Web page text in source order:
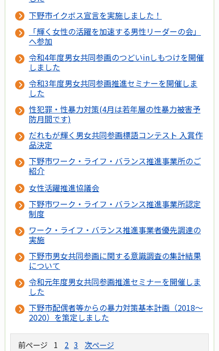
下野市イクボス宣言を実施しました！
「輝く女性の活躍を加速する男性リーダーの会」
へ参加
令和4年度男女共同参画のつどいinしもつけを開催
しました
令和3年度男女共同参画推進セミナーを開催しま
した
性犯罪・性暴力対策(4月は若年層の性暴力被害予
防月間です)
だれもが輝く男女共同参画標語コンテスト 入賞作
品決定
下野市ワーク・ライフ・バランス推進事業所のご
紹介
女性活躍推進協議会
下野市ワーク・ライフ・バランス推進事業所認定
制度
ワーク・ライフ・バランス推進事業者優先調達の
実施
下野市男女共同参画に関する意識調査の集計結果
について
令和元年度男女共同参画推進セミナーを開催しま
した
下野市配偶者等からの暴力対策基本計画（2018～
2020）を策定しました
前ページ 1 2 3 次ページ